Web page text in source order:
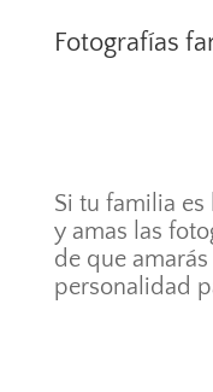
Fotografías
Si tu familia
y amas las
de que
personalidad